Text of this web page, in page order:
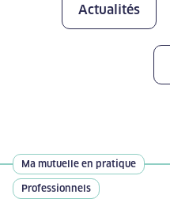
Actualités
Ma mutuelle en pratique
Professionnels